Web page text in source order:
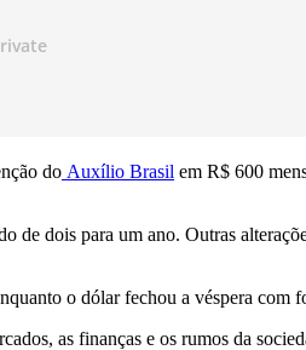
do Auxílio Brasil em R$ 600
de dois para um ano. Outras
o dólar fechou a véspera com
as finanças e os rumos da